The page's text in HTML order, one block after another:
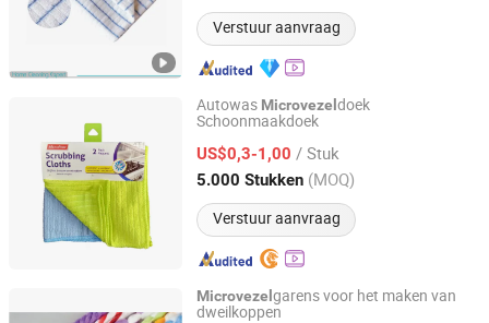
Verstuur aanvraag
Autowas Microvezel doek
Schoonmaakdoek
US$0,3-1,00 / Stuk
5.000 Stukken (MOQ)
Verstuur aanvraag
Ningbo Peaceport Imp. & Exp. Co., Ltd.
Zhejiang, China Sinds 2021
Microvezel garens voor het maken van
dweilkoppen